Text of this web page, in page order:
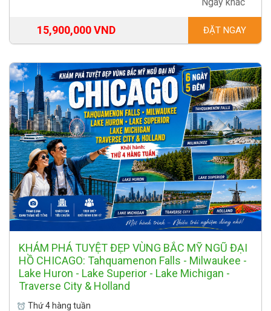
15,900,000 VND ĐẶT NGAY
KHÁM PHÁ TUYỆT ĐẸP VÙNG BẮC MỸ NGŨ ĐẠI
HỒ CHICAGO: Tahquamenon Falls - Milwaukee -
Lake Huron - Lake Superior - Lake Michigan -
Traverse City & Holland
Thứ 4 hàng tuần